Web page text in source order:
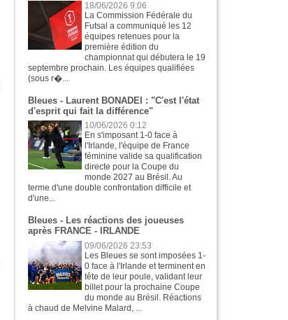
18/06/2026 9:06
La Commission Fédérale du
Futsal a communiqué les 12
équipes retenues pour la
première édition du
championnat qui débutera le 19
septembre prochain. Les équipes qualifiées
(sous r�...
Bleues - Laurent BONADEI : "C'est l'état
d'esprit qui fait la différence"
10/06/2026 0:12
En s'imposant 1-0 face à
l'Irlande, l'équipe de France
féminine valide sa qualification
directe pour la Coupe du
monde 2027 au Brésil. Au
terme d'une double confrontation difficile et
d'une...
Bleues - Les réactions des joueuses
après FRANCE - IRLANDE
09/06/2026 23:53
Les Bleues se sont imposées 1-
0 face à l'Irlande et terminent en
tête de leur poule, validant leur
billet pour la prochaine Coupe
du monde au Brésil. Réactions
à chaud de Melvine Malard, ...